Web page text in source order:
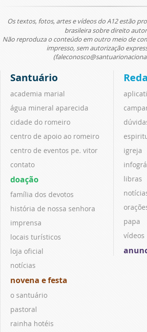
Os textos, fotos, artes e vídeos do A12 estão
brasileira sobre direito
Não reproduza o conteúdo em outro meio de
impresso, sem autorização
Santuário
academia marial
água mineral aparecida
cidade do romeiro
centro de apoio ao romeiro
centro de eventos pe. vitor
contato
doação
família dos devotos
história de nossa senhora
imprensa
locais turísticos
loja oficial
notícias
novena e festa
o santuário
pastoral
rainha hotéis
igreja
libras
papa
vídeos